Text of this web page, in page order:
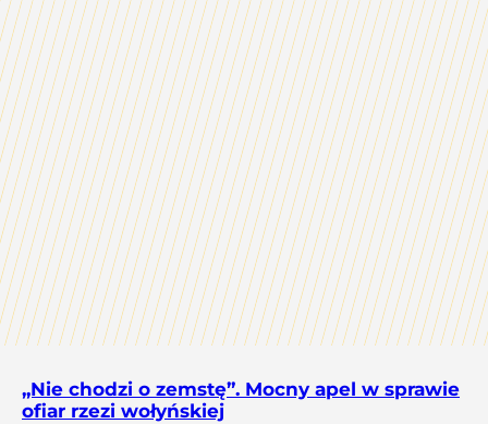
„Nie chodzi o zemstę”. Mocny apel w sprawie
ofiar rzezi wołyńskiej